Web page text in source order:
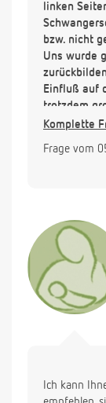
linken
bzw. nicht
Uns wurde
Einfluß auf
trotzdem
noch nicht
ein ungutes
( Habe von
Vielen
Komplette
Frage vom
Ich kann